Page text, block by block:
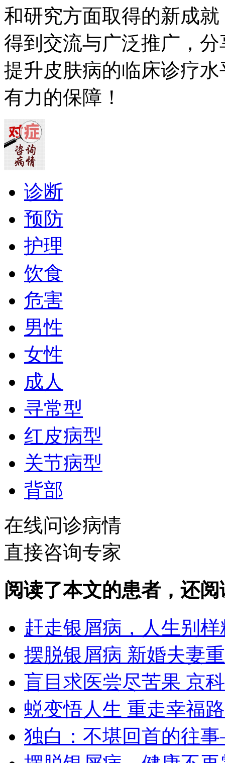
和研究方面取得的新成
得到交流与广泛推广，
提升皮肤病的临床诊疗
有力的保障！
诊断
预防
护理
饮食
危害
男性
女性
成人
寻常型
红皮病型
关节病型
背部
在线问诊病情
直接咨询专家
阅读了本文的患者，还
赶走银屑病，人生别
摆脱银屑病 新婚夫妻
盲目求医尝尽苦果 京
蜕变悟人生 重走幸福路
独白：不堪回首的往